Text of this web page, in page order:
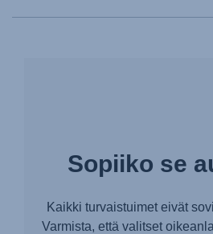
Sopiiko se
Kaikki turvaistuimet eivät
Varmista, että valitset